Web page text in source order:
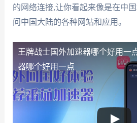
的网络连接,让你看起来像是在中
问中国大陆的各种网站和应用。
王牌战士国外加速器哪个好用一
器哪个好用一点